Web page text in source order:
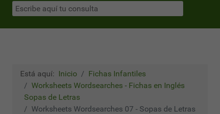
Está aquí: Inicio
Fichas Infantiles
Worksheets Wordsearches - Fichas en Inglés
Sopas de Letras
Worksheets Wordsearches 07 - Sopas de Letras